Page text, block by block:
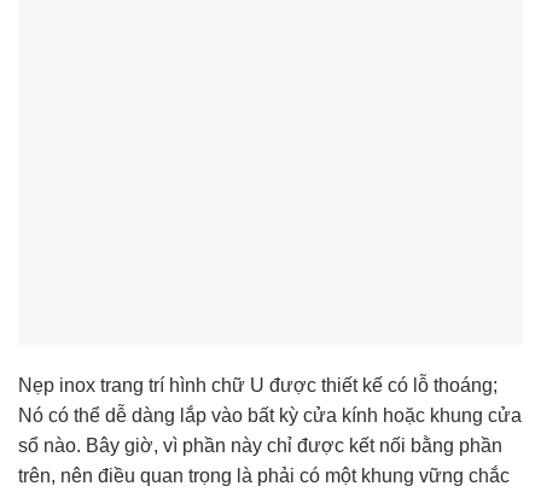
Nẹp inox trang trí hình chữ U được thiết kế có lỗ thoáng;
Nó có thể dễ dàng lắp vào bất kỳ cửa kính hoặc khung cửa
sổ nào. Bây giờ, vì phần này chỉ được kết nối bằng phần
trên, nên điều quan trọng là phải có một khung vững chắc